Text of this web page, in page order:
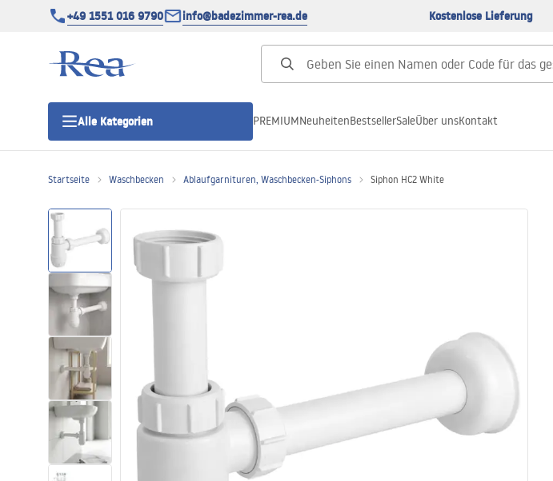
+49 1551 016 9790 info@badezimmer-rea.de Kostenlose Lieferung
Alle Kategorien
Duschtüren
Duschwannen
Duschrinnen
Waschbecken
Wannen und
PREMIUMNeuheitenBestsellerSaleÜber unsKontakt
Startseite Waschbecken Ablaufgarnituren, Waschbecken-Siphons Siphon HC2 White